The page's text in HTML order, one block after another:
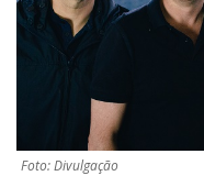
Foto: Divulgação